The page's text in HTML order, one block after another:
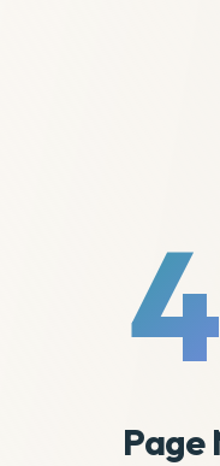
Page